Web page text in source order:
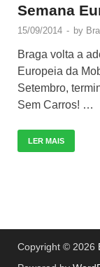
Semana
15/09/2014 - by
Braga volta a
Europeia da
Setembro,
Sem Carros! …
LER MAIS
Copyright © 2026